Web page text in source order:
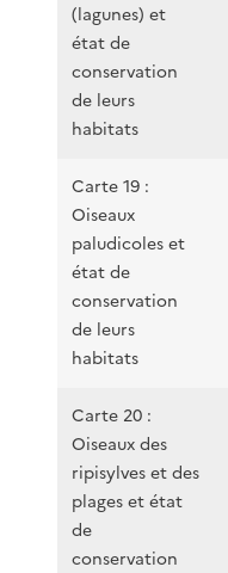
(lagunes) et
état de
conservation
de leurs
habitats
Carte 19 :
Oiseaux
paludicoles et
état de
conservation
de leurs
habitats
Carte 20 :
Oiseaux des
ripisylves et des
plages et état
de
conservation